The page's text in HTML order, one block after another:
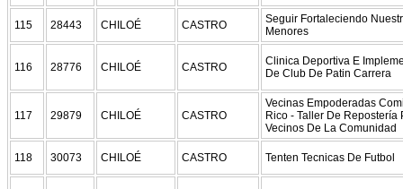
115 28443 CHILOÉ CASTRO
Seguir Fortaleciendo
Menores
116 28776 CHILOÉ CASTRO
Clinica Deportiva E
De Club De Patin Carrera
117 29879 CHILOÉ CASTRO
Vecinas Empoderadas
Rico - Taller De Repostería
Vecinos De La Comunidad
118 30073 CHILOÉ CASTRO Tenten Tecnicas De Futbol